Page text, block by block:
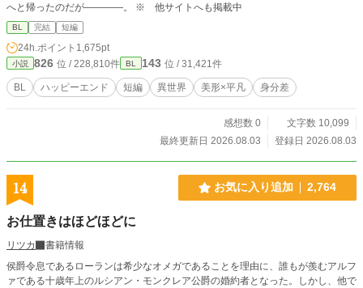
へと帰ったのだが――――。 ※ 他サイトへも掲載中
BL 完結 短編
24h.ポイント 1,675pt
小説 826 位 / 228,810件 BL 143 位 / 31,421件
BL ハッピーエンド 短編 異世界 美形×平凡 身分差
感想数 0
文字数 10,099
最終更新日 2026.08.03
登録日 2026.08.03
14 お気に入り追加 2,764
お仕置きはほどほどに
リツカ
書籍情報
侯爵令息であるローランは希少なオメガであることを理由に、誰もが羨むアルフ
ァである十歳年上のルシアン・モンクレア公爵の婚約者となった。しかし、他で